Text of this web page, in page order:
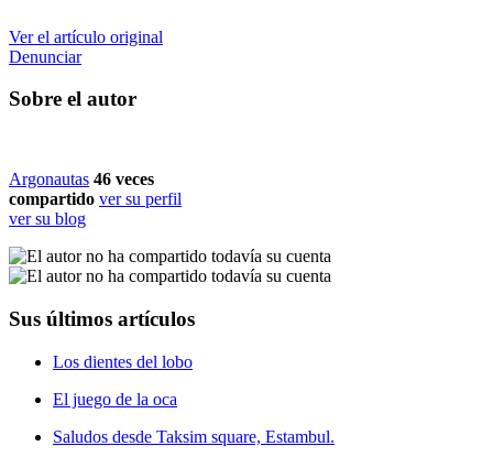
Ver el artículo original
Denunciar
Sobre el autor
Argonautas 46 veces
compartido ver su perfil
ver su blog
Sus últimos artículos
Los dientes del lobo
El juego de la oca
Saludos desde Taksim square, Estambul.